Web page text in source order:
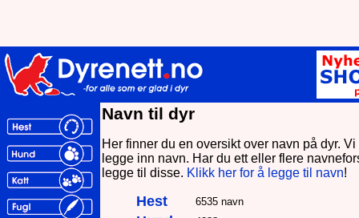
Navn til dyr
Her finner du en oversikt over navn på dyr.
legge inn navn. Har du ett eller flere
legge til disse. Klikk her for å legge til navn!
Hest 6535 navn